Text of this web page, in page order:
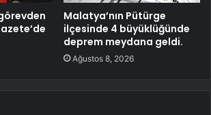
Malatya’nın Pütürge
ilçesinde 4 büyüklüğünde
deprem meydana geldi.
Ağustos 8, 2026